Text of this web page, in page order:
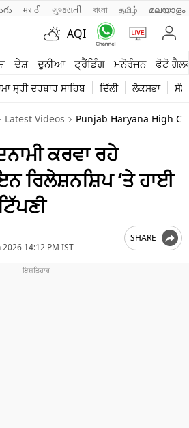
मराठी ગુજરાતી বাংলা தமிழ் മലയാളം
AQI
ਦੇਸ਼ ਦੁਨੀਆ ਟ੍ਰੈਂਡਿੰਗ ਮਨੋਰੰਜਨ ਫੋਟੋ
ਸ੍ਰੀ ਦਰਬਾਰ ਸਾਹਿਬ ਦਿੱਲੀ ਲੋਕਸਭਾ
Latest Videos Punjab Haryana High
ਕਰਵਾ ਰਹੇ
ਰਿਲੇਸ਼ਨਸ਼ਿਪ ‘ਤੇ ਹਾਈ
2026 14:12 PM IST
SHARE